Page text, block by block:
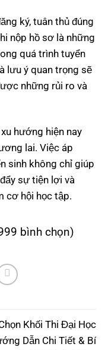
ký, tuân thủ đúng
nộp hồ sơ là những
quá trình tuyển
lưu ý quan trọng sẽ
những rủi ro và
hướng hiện nay
lai. Việc áp
sinh không chỉ giúp
sự tiện lợi và
cơ hội học tập.
bình chọn)
Khối Thi Đại Học
Dẫn Chi Tiết & Bí